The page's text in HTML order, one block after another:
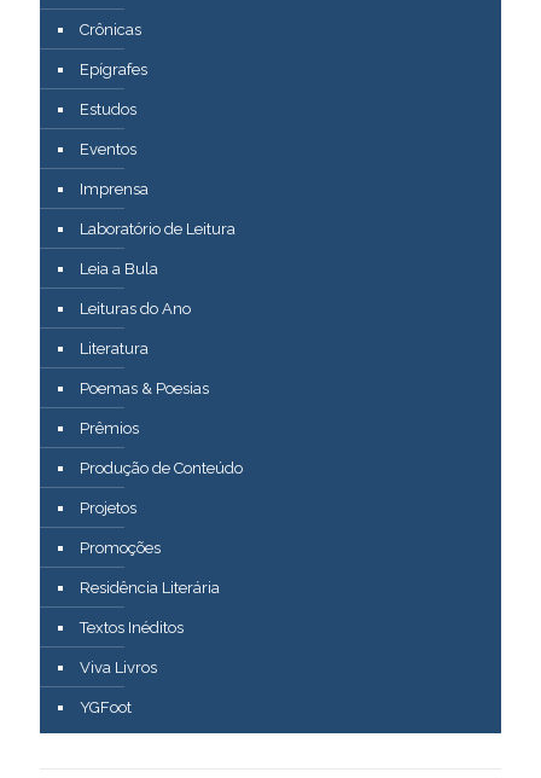
Crônicas
Epígrafes
Estudos
Eventos
Imprensa
Laboratório de Leitura
Leia a Bula
Leituras do Ano
Literatura
Poemas & Poesias
Prêmios
Produção de Conteúdo
Projetos
Promoções
Residência Literária
Textos Inéditos
Viva Livros
YGFoot